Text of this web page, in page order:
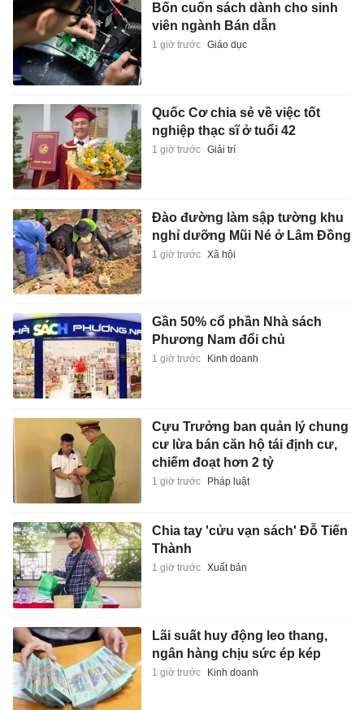
Bốn cuốn sách dành cho sinh
viên ngành Bán dẫn
1 giờ trước Giáo dục
Quốc Cơ chia sẻ về việc tốt
nghiệp thạc sĩ ở tuổi 42
1 giờ trước Giải trí
Đào đường làm sập tường khu
nghỉ dưỡng Mũi Né ở Lâm Đồng
1 giờ trước Xã hội
Gần 50% cổ phần Nhà sách
Phương Nam đổi chủ
1 giờ trước Kinh doanh
Cựu Trưởng ban quản lý chung
cư lừa bán căn hộ tái định cư,
chiếm đoạt hơn 2 tỷ
1 giờ trước Pháp luật
Chia tay 'cửu vạn sách' Đỗ Tiến
Thành
1 giờ trước Xuất bản
Lãi suất huy động leo thang,
ngân hàng chịu sức ép kép
1 giờ trước Kinh doanh